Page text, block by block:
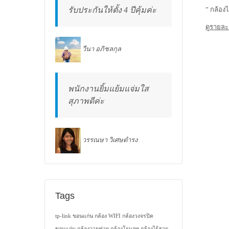
รับประกันให้ตั้ง 4 ปีคุ้มค่ะ
วีนา อภิชลกุล
พนักงานยิ้มแย้มแจ่มใส
สุภาพดีค่ะ
วรรณษา วิเศษดำรง
Tags
tp-link ขอนแก่น กล้อง WIFI กล้องวงจรปิด
” กล้อง
ดูรายล